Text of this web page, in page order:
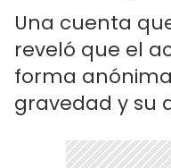
Una cuenta
reveló que el
forma
gravedad y su